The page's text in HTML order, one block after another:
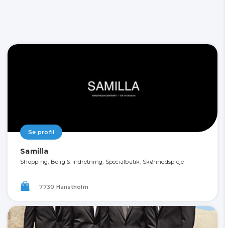
Se profil
Samilla
Shopping, Bolig & indretning, Specialbutik, Skønhedspleje
7730 Hanstholm